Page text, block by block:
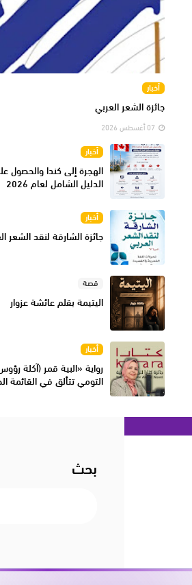
أخبار
جائزة الشعر العربي
07 أغسطس 2026
أخبار
الدليل الشامل لعام 2026
أخبار
جائزة الشارقة لنقد الشعر
قصة
اليتيمة بقلم عائشة عزوار
أخبار
رواية «البية قمر (آكلة
التومي تتألق في القائمة
بحث